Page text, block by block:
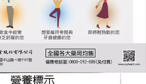
」時，將依據個別帳號之用戶狀況，依本公司即
；若仍有額度不足之情形，本公司將視審查結果
或使用他人資訊註冊。若發現惡意使用之情形，
權停止該用戶之使用額度並採取法律行動。